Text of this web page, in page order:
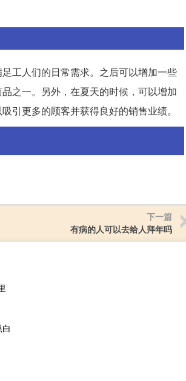
工人们的日常需求。之后可以增加一些
之一。另外，在夏天的时候，可以增加
引更多的顾客并获得良好的销售业绩。
下一篇
有病的人可以去给人拜年吗